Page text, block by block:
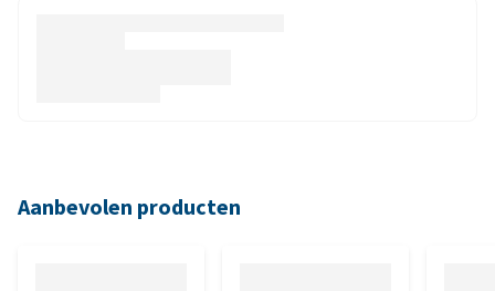
Aanbevolen producten